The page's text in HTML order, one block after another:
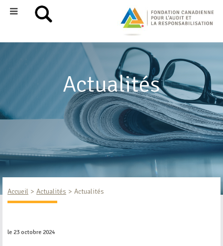
Actualités
Accueil Actualités Actualités
le 23 octobre 2024